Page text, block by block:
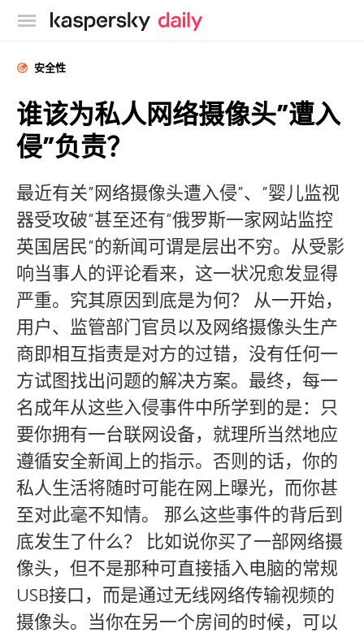
卡巴斯基官方博客
安全性
谁该为私人网络摄像头”遭入
侵”负责？
最近有关”网络摄像头遭入侵”、”婴儿监视
器受攻破”甚至还有”俄罗斯一家网站监控
英国居民”的新闻可谓是层出不穷。从受影
响当事人的评论看来，这一状况愈发显得
严重。究其原因到底是为何？ 从一开始，
用户、监管部门官员以及网络摄像头生产
商即相互指责是对方的过错，没有任何一
方试图找出问题的解决方案。最终，每一
名成年从这些入侵事件中所学到的是：只
要你拥有一台联网设备，就理所当然地应
遵循安全新闻上的指示。否则的话，你的
私人生活将随时可能在网上曝光，而你甚
至对此毫不知情。 那么这些事件的背后到
底发生了什么？ 比如说你买了一部网络摄
像头，但不是那种可直接插入电脑的常规
USB接口，而是通过无线网络传输视频的
摄像头。当你在另一个房间的时候，可以